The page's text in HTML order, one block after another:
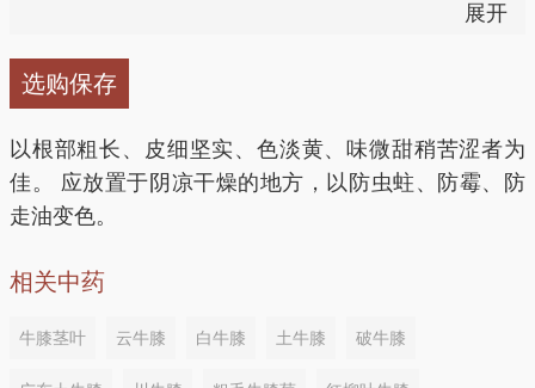
怀牛膝、豨莶草各20g，桑寄生、杜仲各25g，夏枯草
怀牛膝15g，莲须、泽泻各10g，五加皮6g，水煎。每
日1剂，分3次服。
方三：治疗风湿性关节炎
草15克，杜仲15克，石斛15克，当归20克，白术20
克，五加皮20克，薏米12克，川芎12克，防风12克，
花椒12克，细辛12克，独活12克，秦艽12克，肉桂12
克，炮姜10克，白酒1500克。将上述中药切碎后置于
容器中，加入白酒密封浸泡5～7天后，过滤去渣即
茄子（紫皮，长）300克，牛膝20克，料酒10克，姜5
长5?12厘米，宽2?6厘米，先端渐尖，基部宽楔形，全
缘，两面被柔毛。秋、冬开黄绿色花，穗状花序顶生或
腋生，花后总梗延长，花序轴密被长柔毛，花开放后平
片针刺状，近基部两侧具耳状边缘，花被5，雄蕊5
个，退化雄蕊舌状，边缘波状，遥短于花丝，顶端不撕
裂。胞果矩圆形，长约2.5毫米。（红牛膝的根、茎、
布于全国，在有些省区则为大量栽培品种。河南产的怀
展开
选购保存
以根部粗长、皮细坚实、色淡黄、味微甜稍苦涩者为
佳。 应放置于阴凉干燥的地方，以防虫蛀、防霉、防
走油变色。
相关中药
牛膝茎叶 云牛膝 白牛膝 土牛膝 破牛膝